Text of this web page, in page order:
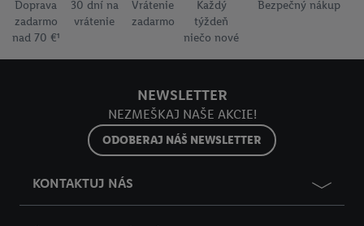
Doprava
zadarmo
nad 70 €¹
30 dní na
vrátenie
Vrátenie
zadarmo
Každý
týždeň
niečo nové
Bezpečný nákup
NEWSLETTER
NEZMEŠKAJ NAŠE AKCIE!
ODOBERAJ NÁŠ NEWSLETTER
KONTAKTUJ NÁS